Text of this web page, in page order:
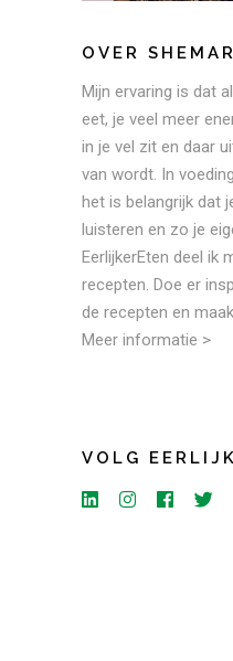
OVER
Mijn ervaring is dat
eet, je veel meer
in je vel zit en daar
van wordt. In
het is belangrijk dat
luisteren en zo je
EerlijkerEten deel ik
recepten. Doe er
de recepten en
Meer informatie >
VOLG